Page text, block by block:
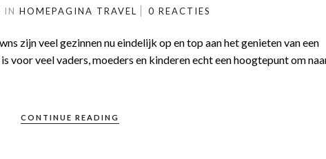
IN HOMEPAGINA TRAVEL 0 REACTIES
zijn veel gezinnen nu eindelijk op en top aan het genieten van een
veel vaders, moeders en kinderen echt een hoogtepunt om
CONTINUE READING